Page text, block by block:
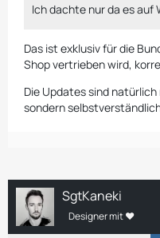
Ich dachte nur da es auf
Das ist exklusiv für die
Shop vertrieben wird,
Die Updates sind
sondern
SgtKaneki
Designer mit ❤